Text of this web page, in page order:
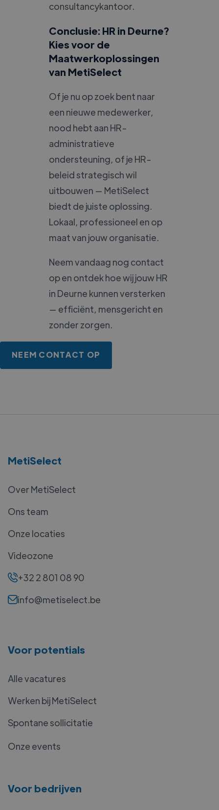
consultancykantoor.
Conclusie: HR in Deurne?
Kies voor de
Maatwerkoplossingen
van MetiSelect
Of je nu op zoek bent naar
een nieuwe medewerker,
nood hebt aan HR-
administratieve
ondersteuning, of je HR-
beleid strategisch wil
uitbouwen — MetiSelect
biedt de juiste oplossing.
Lokaal, professioneel en op
maat van jouw organisatie.
Neem vandaag nog contact
op en ontdek hoe wij jouw HR
in Deurne kunnen versterken
— efficiënt, mensgericht en
zonder zorgen.
NEEM CONTACT OP
MetiSelect
Over MetiSelect
Ons team
Onze locaties
Videozone
+32 2 801 08 90
info@metiselect.be
Voor potentials
Alle vacatures
Werken bij MetiSelect
Spontane sollicitatie
Onze events
Voor bedrijven